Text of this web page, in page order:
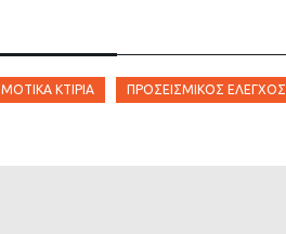
ΚΤΊΡΙΑ ΠΡΟΣΕΙΣΜΙΚΌΣ ΈΛΕΓΧΟΣ